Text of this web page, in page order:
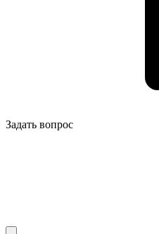
Задать вопрос